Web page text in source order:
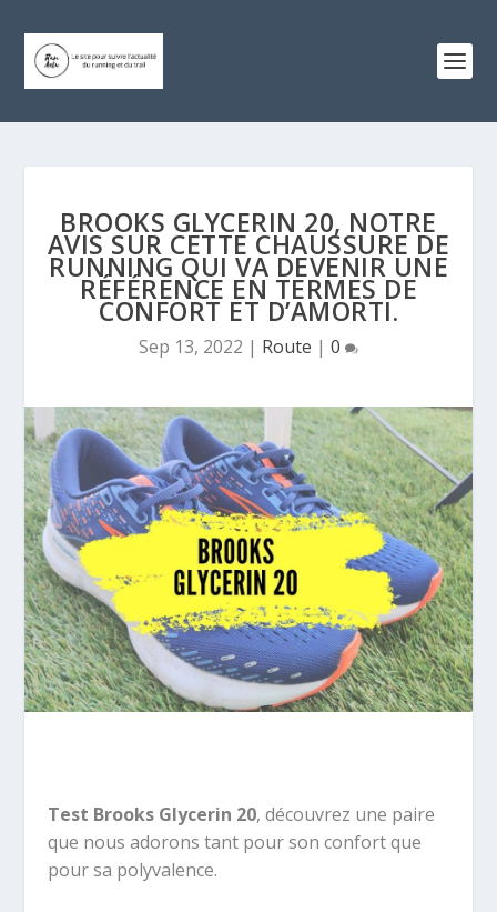
BROOKS GLYCERIN 20, NOTRE
AVIS SUR CETTE CHAUSSURE DE
RUNNING QUI VA DEVENIR UNE
RÉFÉRENCE EN TERMES DE
CONFORT ET D’AMORTI.
Sep 13, 2022 | Route | 0
Test Brooks Glycerin 20, découvrez une paire
que nous adorons tant pour son confort que
pour sa polyvalence.